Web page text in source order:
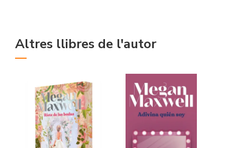
Altres llibres de l'autor